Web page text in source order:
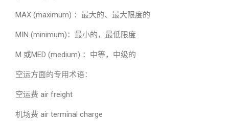
MAX (maximum) ：最大的、最大限度的
MIN (minimum)：最小的，最低限度
M 或MED (medium) ：中等，中级的
空运方面的专用术语：
空运费 air freight
机场费 air terminal charge